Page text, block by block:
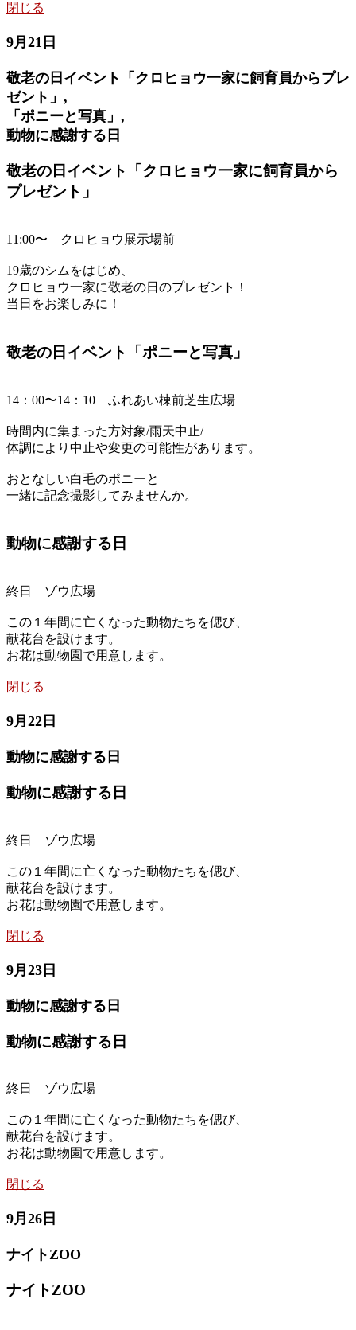
閉じる
9月21日
敬老の日イベント「クロヒョウ一家に飼育員からプレ
ゼント」,
「ポニーと写真」,
動物に感謝する日
敬老の日イベント「クロヒョウ一家に飼育員から
プレゼント」
11:00〜 クロヒョウ展示場前
19歳のシムをはじめ、
クロヒョウ一家に敬老の日のプレゼント！
当日をお楽しみに！
敬老の日イベント「ポニーと写真」
14：00〜14：10 ふれあい棟前芝生広場
時間内に集まった方対象/雨天中止/
体調により中止や変更の可能性があります。
おとなしい白毛のポニーと
一緒に記念撮影してみませんか。
動物に感謝する日
終日 ゾウ広場
この１年間に亡くなった動物たちを偲び、
献花台を設けます。
お花は動物園で用意します。
閉じる
9月22日
動物に感謝する日
動物に感謝する日
終日 ゾウ広場
この１年間に亡くなった動物たちを偲び、
献花台を設けます。
お花は動物園で用意します。
閉じる
9月23日
動物に感謝する日
動物に感謝する日
終日 ゾウ広場
この１年間に亡くなった動物たちを偲び、
献花台を設けます。
お花は動物園で用意します。
閉じる
9月26日
ナイトZOO
ナイトZOO